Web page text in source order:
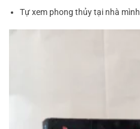
Tự xem phong thủy tại nhà mình